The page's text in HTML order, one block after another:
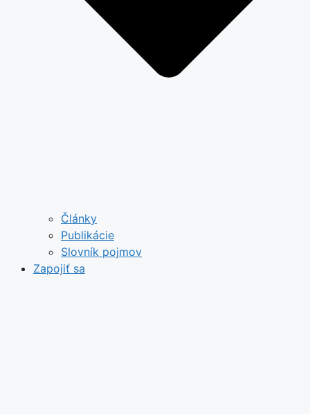
Články
Publikácie
Slovník pojmov
Zapojiť sa